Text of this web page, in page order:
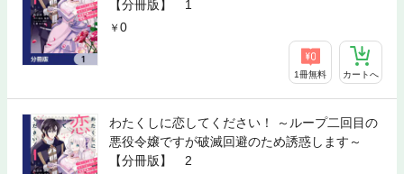
【分冊版】 1
0
1冊無料 カートへ
わたくしに恋してください！ ～ループ二回目の
悪役令嬢ですが破滅回避のため誘惑します～
【分冊版】 2